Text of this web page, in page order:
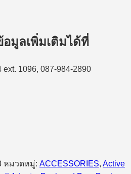
มูลเพิ่มเติมได้ที่
ext. 1096, 087-984-2890
หมวดหมู่: ACCESSORIES, Active